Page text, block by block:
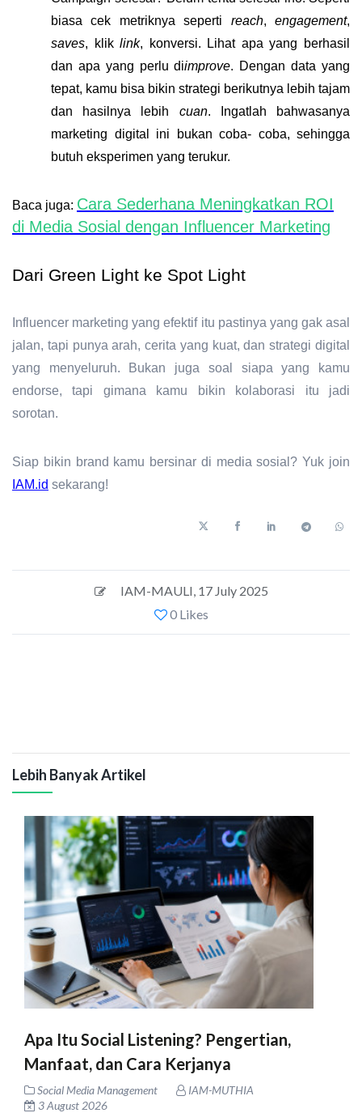
biasa cek metriknya seperti reach,engagement,
saves, kliklink, konversi. Lihat apa yang berhasil
dan apa yang perlu diimprove. Dengan data yang
tepat, kamu bisa bikin strategi berikutnya lebih tajam
dan hasilnya lebih cuan.
Ingatlah bahwasanya
marketing digital ini bukan coba- coba, sehingga
butuh eksperimen yang terukur.
Baca juga: Cara Sederhana Meningkatkan ROI
di Media Sosial dengan Influencer Marketing
Dari Green Light ke Spot Light
Influencer marketing yang efektif itu pastinya yang gak asal
jalan, tapi punya arah, cerita yang kuat, dan strategi digital
yang menyeluruh. Bukan juga soal siapa yang kamu
endorse, tapi gimana kamu bikin kolaborasi itu jadi
sorotan.
Siap bikin brand kamu bersinar di media sosial? Yuk join
IAM.id sekarang!
IAM-MAULI, 17 July 2025
0 Likes
Lebih Banyak Artikel
Apa Itu Social Listening? Pengertian,
Manfaat, dan Cara Kerjanya
Social Media Management
IAM-MUTHIA
3 August 2026